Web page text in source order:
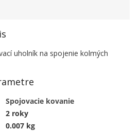
uholník na spojenie kolmých
Spojovacie kovanie
2 roky
0.007 kg